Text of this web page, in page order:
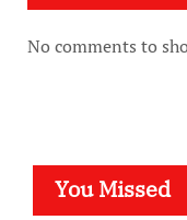
No comments to
You Missed